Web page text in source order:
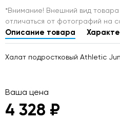
*Внимание! Внешний вид товара
отличаться от фотографий на
Описание товара
Халат подростковый Athletic
Ваша цена
4 328 ₽